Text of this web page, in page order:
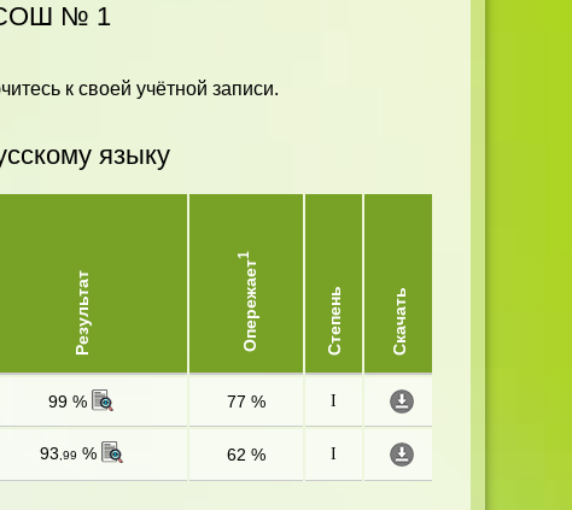
СОШ № 1
к своей учётной записи.
языку
Результат Опережает
1
Степень Скачать
99 % 77 % I
93 ,99 % 62 % I